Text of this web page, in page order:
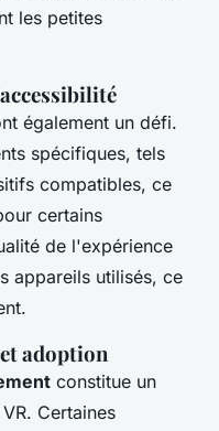
les petites
également un défi.
spécifiques, tels
compatibles, ce
certains
de l'expérience
appareils utilisés, ce
adoption
constitue un
Certaines